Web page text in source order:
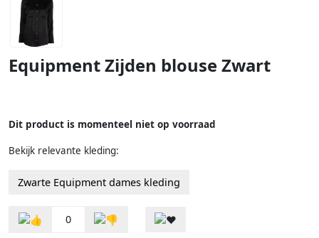
Equipment Zijden blouse Zwart
Dit product is momenteel niet op voorraad
Bekijk relevante kleding:
Zwarte Equipment dames kleding
0